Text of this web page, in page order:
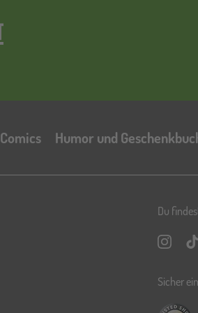
Comics Humor und
Du
Sicher